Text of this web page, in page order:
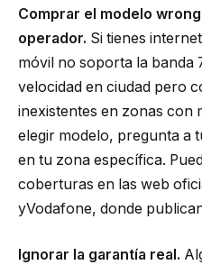
Comprar el modelo
operador. Si tienes
móvil no soporta la banda
velocidad en ciudad pero
inexistentes en zonas con
elegir modelo, pregunta a
en tu zona específica.
coberturas en las web
yVodafone, donde
Ignorar la garantía real.